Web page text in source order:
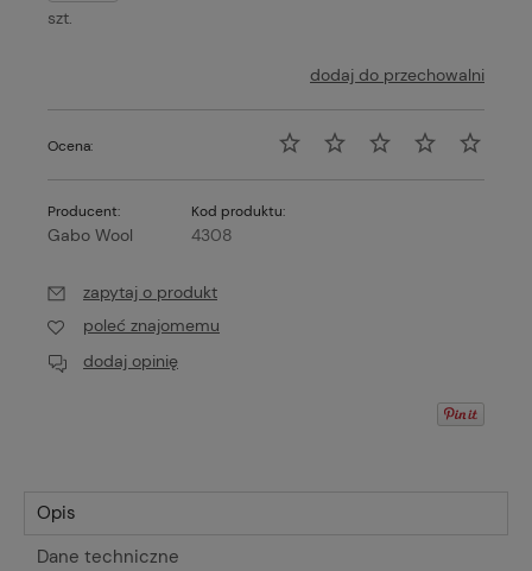
szt.
dodaj do przechowalni
Ocena:
Producent:
Gabo Wool
Kod produktu:
4308
zapytaj o produkt
poleć znajomemu
dodaj opinię
Opis
Dane techniczne